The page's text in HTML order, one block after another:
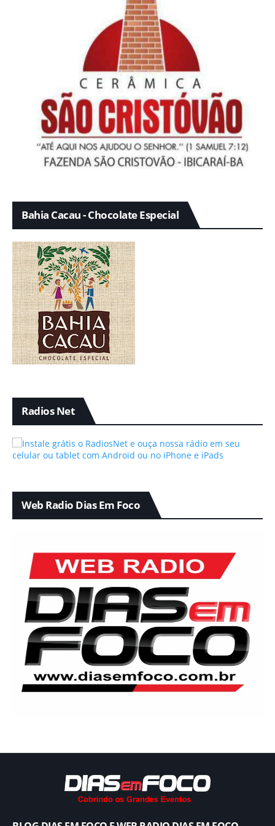
Bahia Cacau - Chocolate Especial
Radios Net
Web Radio Dias Em Foco